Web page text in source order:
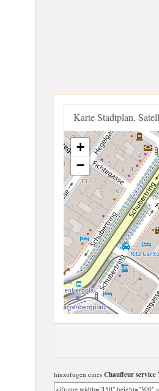
Karte Stadtplan,
+
−
hinzufügen eines Chauffeur